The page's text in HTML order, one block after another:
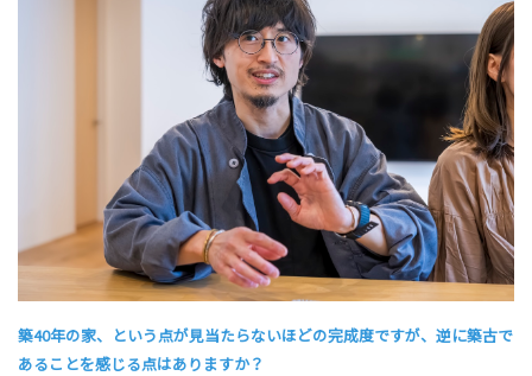
築40年の家、という点が見当たらないほどの完成度ですが、逆に築古で
あることを感じる点はありますか？